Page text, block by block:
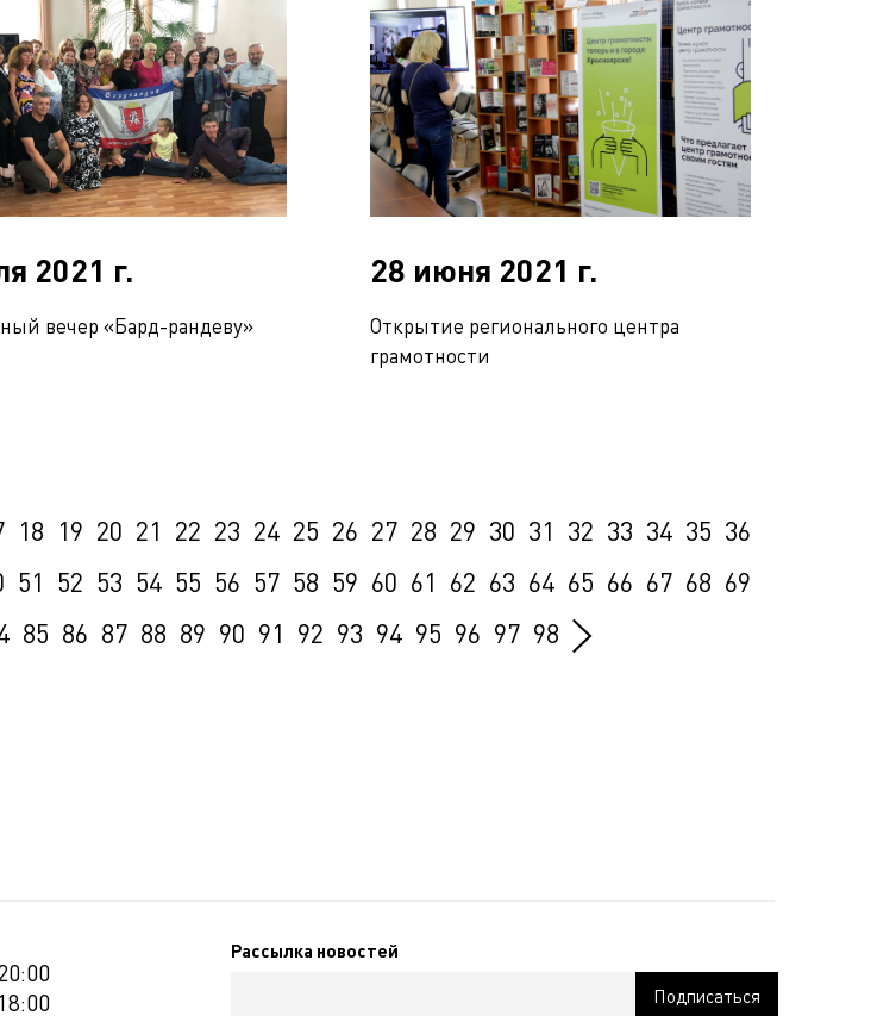
2021 г.
вечер «Бард-рандеву»
28 июня 2021 г.
Открытие регионального центра
грамотности
18 19 20 21 22 23 24 25 26 27 28 29 30 31 32 33 34 35 36
51 52 53 54 55 56 57 58 59 60 61 62 63 64 65 66 67 68 69
85 86 87 88 89 90 91 92 93 94 95 96 97 98
Рассылка новостей